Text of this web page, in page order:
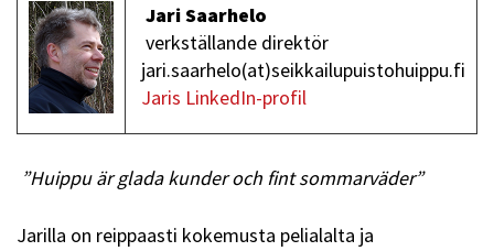
Jari Saarhelo
verkställande direktör
jari.saarhelo(at)seikkailupuistohuippu.fi
Jaris LinkedIn-profil
”Huippu är glada kunder och fint sommarväder”
Jarilla on reippaasti kokemusta pelialalta ja